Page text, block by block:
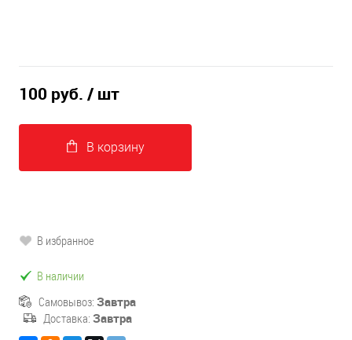
100 руб. / шт
В корзину
В избранное
В наличии
Самовывоз: Завтра
Доставка: Завтра